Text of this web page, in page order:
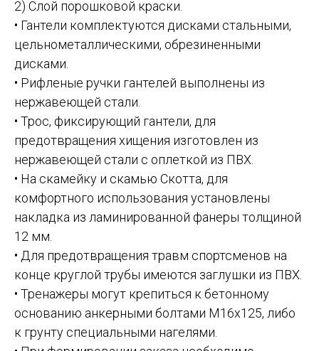
2) Слой порошковой краски.
• Гантели комплектуются дисками стальными,
цельнометаллическими, обрезиненными
дисками.
• Рифленые ручки гантелей выполнены из
нержавеющей стали.
• Трос, фиксирующий гантели, для
предотвращения хищения изготовлен из
нержавеющей стали с оплеткой из ПВХ.
• На скамейку и скамью Скотта, для
комфортного использования установлены
накладка из ламинированной фанеры толщиной
12 мм.
• Для предотвращения травм спортсменов на
конце круглой трубы имеются заглушки из ПВХ.
• Тренажеры могут крепиться к бетонному
основанию анкерными болтами М16х125, либо
к грунту специальными нагелями.